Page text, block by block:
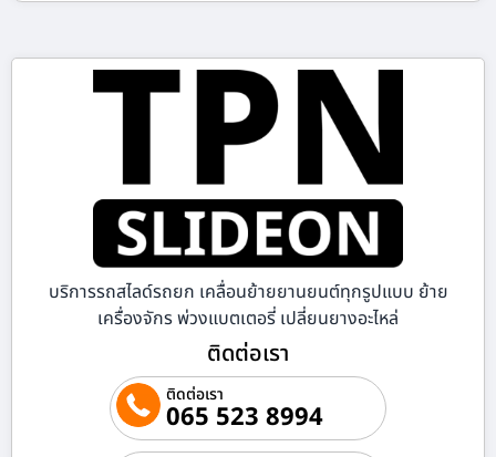
บริการรถสไลด์รถยก เคลื่อนย้ายยานยนต์ทุกรูปแบบ ย้าย
เครื่องจักร พ่วงแบตเตอรี่ เปลี่ยนยางอะไหล่
ติดต่อเรา
ติดต่อเรา
065 523 8994